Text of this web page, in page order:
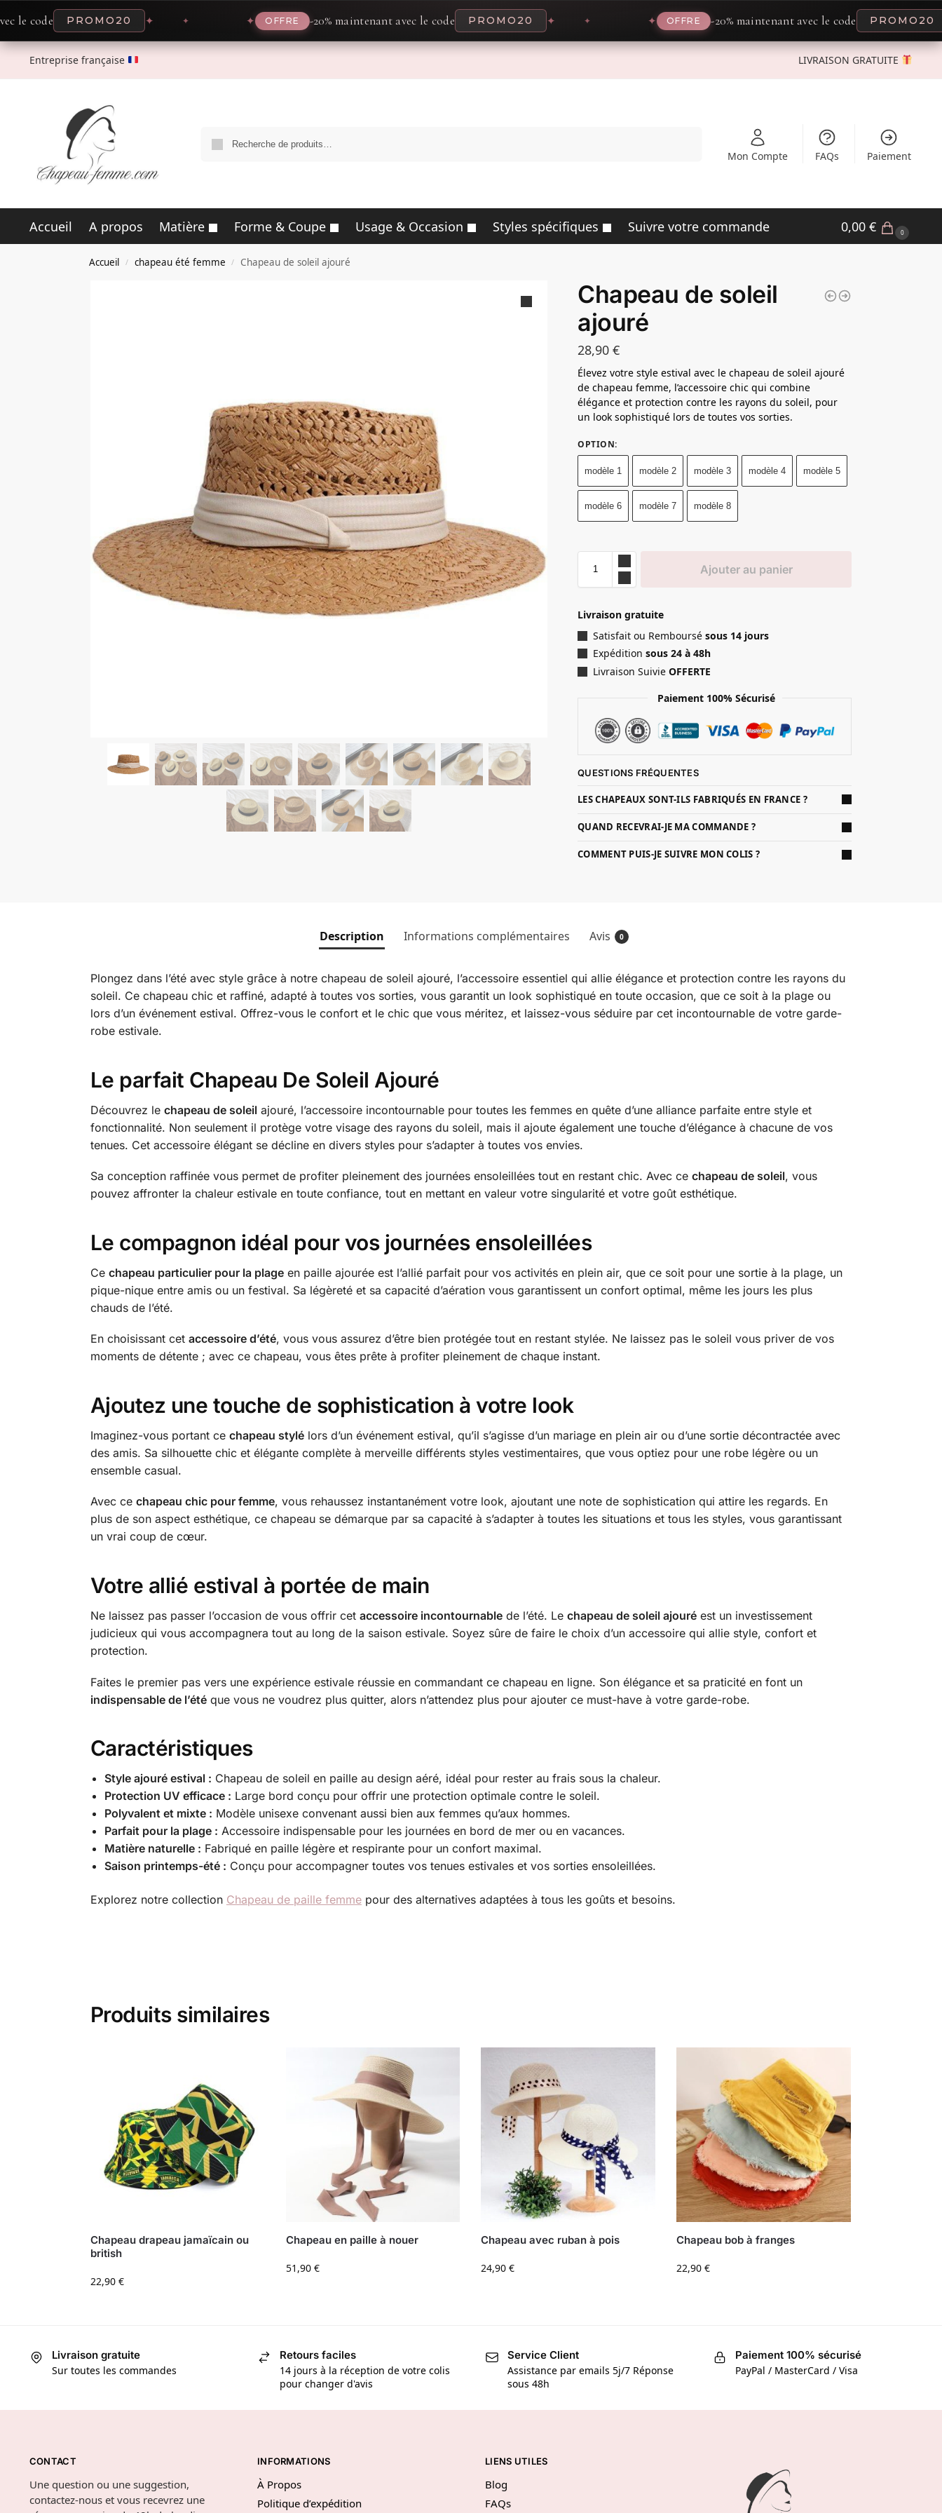
PROMO20 ✦ OFFRE -20% maintenant avec le code PROMO20 ✦ OFFRE -20% maintenant avec le code PROMO20 ✦
Entreprise française LIVRAISON GRATUITE
Mon Compte FAQs Paiement
Accueil A propos Matière Forme & Coupe Usage & Occasion Styles spécifiques Suivre votre commande 0,00€ 0
Accueil / chapeau été femme / Chapeau de soleil ajouré
Chapeau de soleil
ajouré
28,90€
Élevez votre style estival avec le chapeau de soleil ajouré
de chapeau femme, l’accessoire chic qui combine
élégance et protection contre les rayons du soleil, pour
un look sophistiqué lors de toutes vos sorties.
OPTION:
modèle 1 modèle 2 modèle 3 modèle 4 modèle 5
modèle 6 modèle 7 modèle 8
Ajouter au panier
Livraison gratuite
Satisfait ou Remboursésous 14 jours
Expédition sous 24 à 48h
Livraison SuivieOFFERTE
Paiement 100% Sécurisé
QUESTIONS FRÉQUENTES
LES CHAPEAUX SONT-ILS FABRIQUÉS EN FRANCE ?
QUAND RECEVRAI-JE MA COMMANDE ?
COMMENT PUIS-JE SUIVRE MON COLIS ?
Description Informations complémentaires Avis 0
Plongez dans l’été avec style grâce à notre chapeau de soleil ajouré, l’accessoire essentiel qui allie élégance et protection contre les rayons du
soleil. Ce chapeau chic et raffiné, adapté à toutes vos sorties, vous garantit un look sophistiqué en toute occasion, que ce soit à la plage ou
lors d’un événement estival. Offrez-vous le confort et le chic que vous méritez, et laissez-vous séduire par cet incontournable de votre garde-
robe estivale.
Le parfait Chapeau De Soleil Ajouré
Découvrez le chapeau de soleilajouré, l’accessoire incontournable pour toutes les femmes en quête d’une alliance parfaite entre style et
fonctionnalité. Non seulement il protège votre visage des rayons du soleil, mais il ajoute également une touche d’élégance à chacune de vos
tenues. Cet accessoire élégant se décline en divers styles pour s’adapter à toutes vos envies.
Sa conception raffinée vous permet de profiter pleinement des journées ensoleillées tout en restant chic. Avec ce chapeau de soleil, vous
pouvez affronter la chaleur estivale en toute confiance, tout en mettant en valeur votre singularité et votre goût esthétique.
Le compagnon idéal pour vos journées ensoleillées
Ce chapeau particulier pour la plageen paille ajourée est l’allié parfait pour vos activités en plein air, que ce soit pour une sortie à la plage, un
pique-nique entre amis ou un festival. Sa légèreté et sa capacité d’aération vous garantissent un confort optimal, même les jours les plus
chauds de l’été.
En choisissant cet accessoire d’été, vous vous assurez d’être bien protégée tout en restant stylée. Ne laissez pas le soleil vous priver de vos
moments de détente ; avec ce chapeau, vous êtes prête à profiter pleinement de chaque instant.
Ajoutez une touche de sophistication à votre look
Imaginez-vous portant ce chapeau stylélors d’un événement estival, qu’il s’agisse d’un mariage en plein air ou d’une sortie décontractée avec
des amis. Sa silhouette chic et élégante complète à merveille différents styles vestimentaires, que vous optiez pour une robe légère ou un
ensemble casual.
Avec ce chapeau chic pour femme, vous rehaussez instantanément votre look, ajoutant une note de sophistication qui attire les regards. En
plus de son aspect esthétique, ce chapeau se démarque par sa capacité à s’adapter à toutes les situations et tous les styles, vous garantissant
un vrai coup de cœur.
Votre allié estival à portée de main
Ne laissez pas passer l’occasion de vous offrir cet accessoire incontournablede l’été. Le chapeau de soleil ajouréest un investissement
judicieux qui vous accompagnera tout au long de la saison estivale. Soyez sûre de faire le choix d’un accessoire qui allie style, confort et
protection.
Faites le premier pas vers une expérience estivale réussie en commandant ce chapeau en ligne. Son élégance et sa praticité en font un
indispensable de l’étéque vous ne voudrez plus quitter, alors n’attendez plus pour ajouter ce must-have à votre garde-robe.
Caractéristiques
Style ajouré estival : Chapeau de soleil en paille au design aéré, idéal pour rester au frais sous la chaleur.
Protection UV efficace : Large bord conçu pour offrir une protection optimale contre le soleil.
Polyvalent et mixte : Modèle unisexe convenant aussi bien aux femmes qu’aux hommes.
Parfait pour la plage : Accessoire indispensable pour les journées en bord de mer ou en vacances.
Matière naturelle : Fabriqué en paille légère et respirante pour un confort maximal.
Saison printemps-été : Conçu pour accompagner toutes vos tenues estivales et vos sorties ensoleillées.
Explorez notre collection Chapeau de paille femmepour des alternatives adaptées à tous les goûts et besoins.
Produits similaires
Chapeau drapeau jamaïcain ou
british
22,90 €
Chapeau en paille à nouer
51,90 €
Chapeau avec ruban à pois
24,90€
Chapeau bob à franges
22,90€
Livraison gratuite
Sur toutes les commandes
Retours faciles
14 jours à la réception de votre colis
pour changer d'avis
Service Client
Assistance par emails 5j/7 Réponse
sous 48h
Paiement 100% sécurisé
PayPal / MasterCard / Visa
CONTACT
Une question ou une suggestion,
contactez-nous et vous recevrez une
INFORMATIONS
À Propos
Politique d’expédition
LIENS UTILES
Blog
FAQs